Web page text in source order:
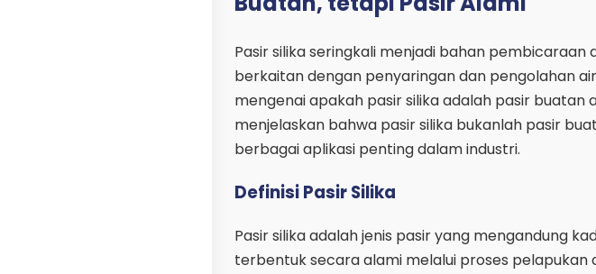
Pasir silika seringkali menjadi bahan
berkaitan dengan penyaringan dan pengolahan
mengenai apakah pasir silika adalah pasir buatan
menjelaskan bahwa pasir silika bukanlah pasir
berbagai aplikasi penting dalam industri.
Definisi Pasir Silika
Pasir silika adalah jenis pasir yang mengandung
terbentuk secara alami melalui proses pelapukan